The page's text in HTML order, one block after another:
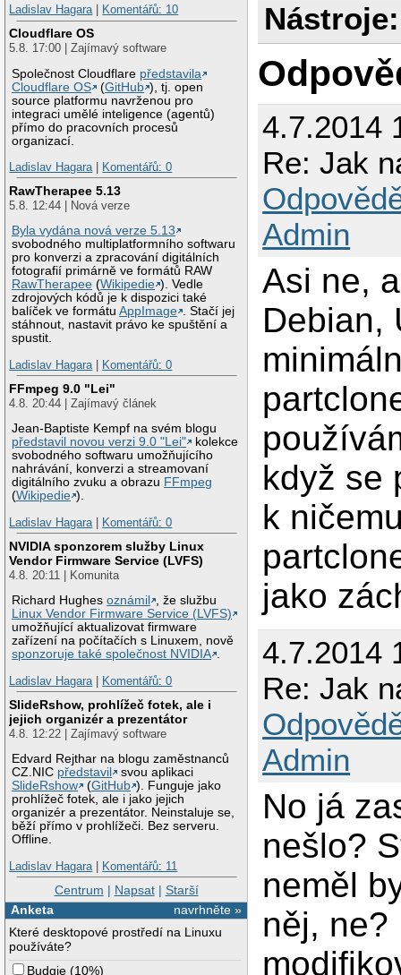
Ladislav Hagara| Komentářů: 10
Cloudflare OS
5.8. 17:00 | Zajímavý software
Společnost Cloudflare představila
Cloudflare OS
(GitHub ), tj. open
source platformu navrženou pro
integraci umělé inteligence (agentů)
přímo do pracovních procesů
organizací.
Ladislav Hagara| Komentářů: 0
RawTherapee 5.13
5.8. 12:44 | Nová verze
Byla vydána nová verze 5.13
svobodného multiplatformního softwaru
pro konverzi a zpracování digitálních
fotografií primárně ve formátů RAW
RawTherapee (Wikipedie ). Vedle
zdrojových kódů je k dispozici také
balíček ve formátuAppImage . Stačí jej
stáhnout, nastavit právo ke spuštění a
spustit.
Ladislav Hagara| Komentářů: 0
FFmpeg 9.0 "Lei"
4.8. 20:44 | Zajímavý článek
Jean-Baptiste Kempf na svém blogu
představil novou verzi 9.0 "Lei"
kolekce
svobodného softwaru umožňujícího
nahrávání, konverzi a streamovaní
digitálního zvuku a obrazu FFmpeg
(Wikipedie ).
Ladislav Hagara| Komentářů: 0
NVIDIA sponzorem služby Linux
Vendor Firmware Service (LVFS)
4.8. 20:11 | Komunita
Richard Hughesoznámil
, že službu
Linux Vendor Firmware Service (LVFS)
umožňující aktualizovat firmware
zařízení na počítačích s Linuxem, nově
sponzoruje také společnost NVIDIA .
Ladislav Hagara| Komentářů: 0
SlideRshow, prohlížeč fotek, ale i
jejich organizér a prezentátor
4.8. 12:22 | Zajímavý software
Edvard Rejthar na blogu zaměstnanců
CZ.NIC představil
svou aplikaci
SlideRshow
(GitHub ). Funguje jako
prohlížeč fotek, ale i jako jejich
organizér a prezentátor. Neinstaluje se,
běží přímo v prohlížeči. Bez serveru.
Offline.
Ladislav Hagara| Komentářů: 11
Centrum | Napsat| Starší
navrhněte »
Anketa
Které desktopové prostředí na Linuxu
používáte?
Budgie (10%)
Nástroje:
4.7.2014
Re: Jak
Admin
Asi ne,
Debian,
když se
k
jako
4.7.2014
Re: Jak
Admin
No já
nešlo?
neměl
něj, ne?